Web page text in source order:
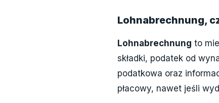
Lohnabrechnung,
Lohnabrechnung to
składki, podatek od
podatkowa oraz
płacowy, nawet jeśli